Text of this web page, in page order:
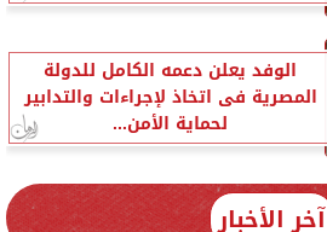
الوفد يعلن دعمه الكامل للدولة
المصرية فى اتخاذ لإجراءات والتدابير
لحماية الأمن...
آخر الأخبار